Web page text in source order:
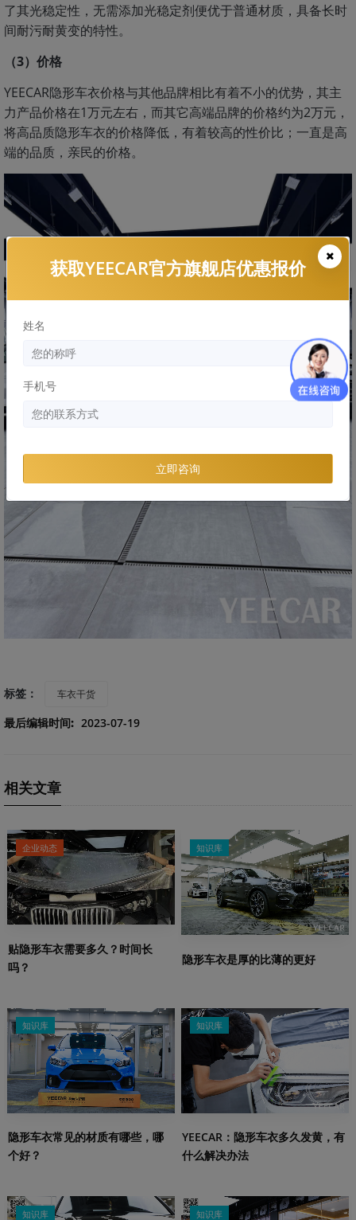
了其光稳定性，无需添加光稳定剂便优于普通材质，具备长时
间耐污耐黄变的特性。
（3）价格
YEECAR隐形车衣价格与其他品牌相比有着不小的优势，其主
力产品价格在1万元左右，而其它高端品牌的价格约为2万元，
将高品质隐形车衣的价格降低，有着较高的性价比；一直是高
端的品质，亲民的价格。
标签： 车衣干货
最后编辑时间: 2023-07-19
相关文章
企业动态
贴隐形车衣需要多久？时间长
吗？
知识库
隐形车衣是厚的比薄的更好
知识库
隐形车衣常见的材质有哪些，哪
个好？
知识库
YEECAR：隐形车衣多久发黄，有
什么解决办法
知识库 知识库
获取YEECAR官方旗舰店优惠报价
姓名
手机号
立即咨询